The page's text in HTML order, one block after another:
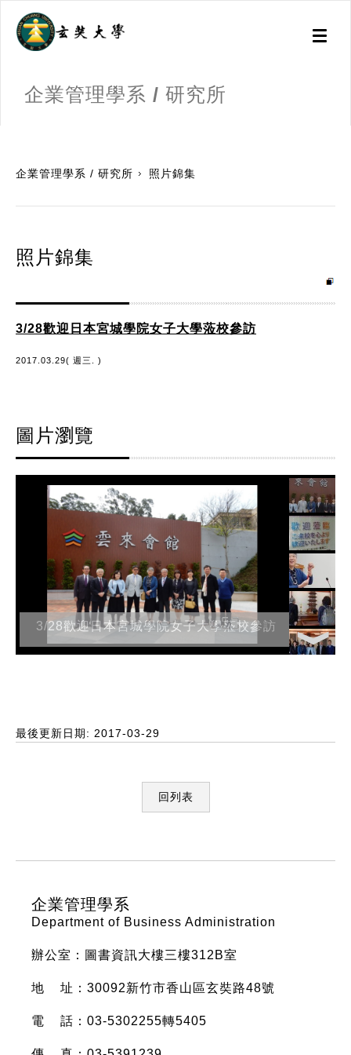
Toggle
企業管理學系 / 研究所
企業管理學系 / 研究所 照片錦集
照片錦集
3/28歡迎日本宮城學院女子大學蒞校參訪
2017.03.29( 週三. )
圖片瀏覽
3/28歡迎日本宮城學院女子大學蒞校參訪
最後更新日期: 2017-03-29
回列表
企業管理學系
Department of Business Administration
辦公室：圖書資訊大樓三樓312B室
地 址：30092新竹市香山區玄奘路48號
電 話：03-5302255轉5405